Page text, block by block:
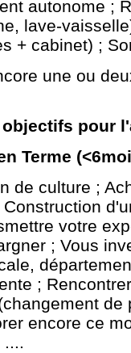
autonome ;
lave-
+ cabinet) ;
une ou
pour
Terme
de culture ;
votre
; Vous
;
de
encore ce
....